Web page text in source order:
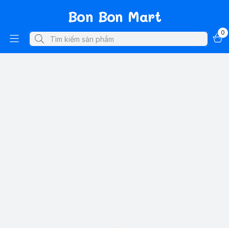
Bon Bon Mart
0